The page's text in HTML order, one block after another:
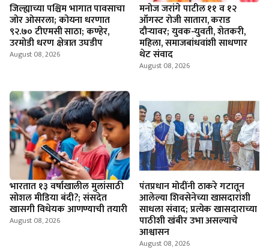
जिल्ह्याच्या पश्चिम भागात पावसाचा
जोर ओसरला; कोयना धरणात
९२.७० टीएमसी साठा; कण्हेर,
उरमोडी धरण क्षेत्रात उघडीप
August 08, 2026
मनोज जरांगे पाटील ११ व १२
ऑगस्ट रोजी सातारा, कराड
दौऱ्यावर; युवक-युवती, शेतकरी,
महिला, समाजबांधवांशी साधणार
थेट संवाद
August 08, 2026
भारतात १३ वर्षाखालील मुलांसाठी
सोशल मीडिया बंदी?; संसदेत
खासगी विधेयक आणण्याची तयारी
August 08, 2026
पंतप्रधान मोदींनी ठाकरे गटातून
आलेल्या शिवसेनेच्या खासदारांशी
साधला संवाद; प्रत्येक खासदाराच्या
पाठीशी खंबीर उभा असल्याचे
आश्वासन
August 08, 2026